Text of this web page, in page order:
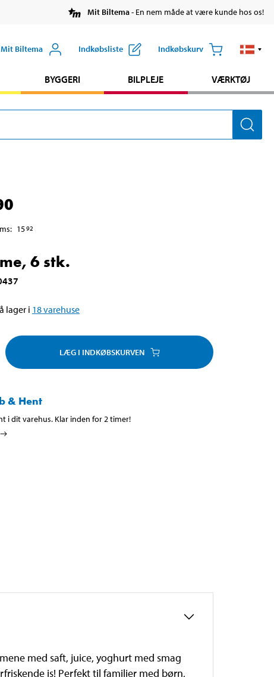
Mit Biltema- En nem måde at være kunde hos os!
Mit Biltema Indkøbsliste Indkøbskurv
BYGGERI BILPLEJE VÆRKTØJ
: 1592
6 stk.
lager i 18varehuse
LÆG I INDKØBSKURVEN
& Hent
i dit varehus. Klar inden for 2 timer!
med saft, juice, yoghurt med smag
is! Perfekt til familier med børn,